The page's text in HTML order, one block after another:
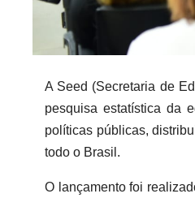
A Seed (Secretaria de
pesquisa estatística da
políticas públicas,
todo o Brasil.
O lançamento foi